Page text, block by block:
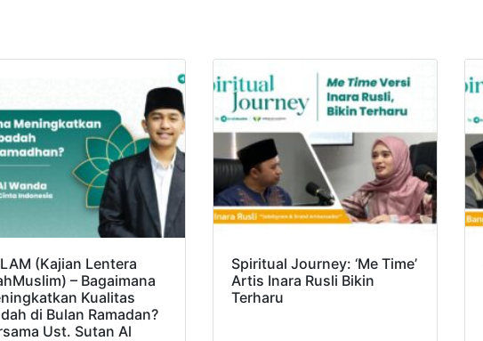
(Kajian Lentera
– Bagaimana
Kualitas
di Bulan Ramadan?
Ust. Sutan Al
Spiritual Journey: ‘Me Time’
Artis Inara Rusli Bikin
Terharu